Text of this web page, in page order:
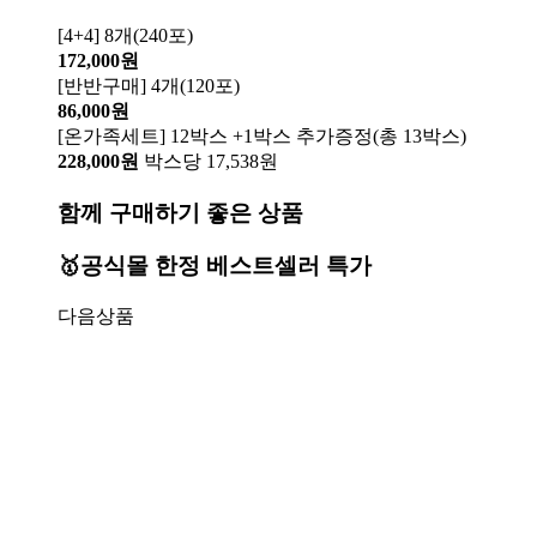
[4+4] 8개(240포)
172,000원
[반반구매] 4개(120포)
86,000원
[온가족세트] 12박스 +1박스 추가증정(총 13박스)
228,000원 박스당 17,538원
함께 구매하기 좋은 상품
🥇공식몰 한정 베스트셀러 특가
다음상품